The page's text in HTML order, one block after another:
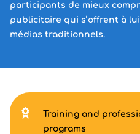
participants de mieux
publicitaire qui s’offrent à
médias traditionnels.
Training and
programs